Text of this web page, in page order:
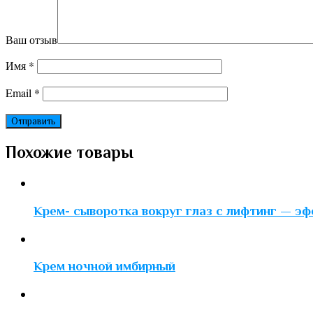
Ваш отзыв
Имя *
Email *
Похожие товары
Крем- сыворотка вокруг глаз с лифтинг —
Крем ночной имбирный